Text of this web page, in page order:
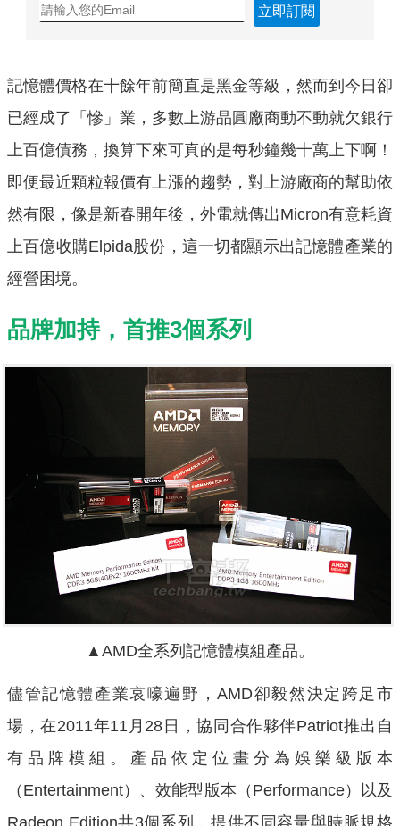
立即訂閱
記憶體價格在十餘年前簡直是黑金等級，然而到今日卻
已經成了「慘」業，多數上游晶圓廠商動不動就欠銀行
上百億債務，換算下來可真的是每秒鐘幾十萬上下啊！
即便最近顆粒報價有上漲的趨勢，對上游廠商的幫助依
然有限，像是新春開年後，外電就傳出Micron有意耗資
上百億收購Elpida股份，這一切都顯示出記憶體產業的
經營困境。
品牌加持，首推3個系列
▲AMD全系列記憶體模組產品。
儘管記憶體產業哀嚎遍野，AMD卻毅然決定跨足市
場，在2011年11月28日，協同合作夥伴Patriot推出自
有品牌模組。產品依定位畫分為娛樂級版本
（Entertainment）、效能型版本（Performance）以及